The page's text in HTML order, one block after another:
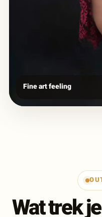
Fine art feeling
Wat trek